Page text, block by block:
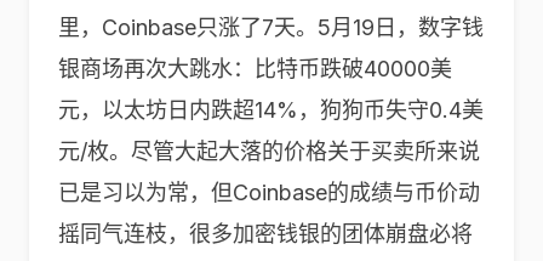
里，Coinbase只涨了7天。5月19日，数字钱
银商场再次大跳水：比特币跌破40000美
元，以太坊日内跌超14%，狗狗币失守0.4美
元/枚。尽管大起大落的价格关于买卖所来说
已是习以为常，但Coinbase的成绩与币价动
摇同气连枝，很多加密钱银的团体崩盘必将